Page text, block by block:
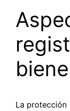
La protección